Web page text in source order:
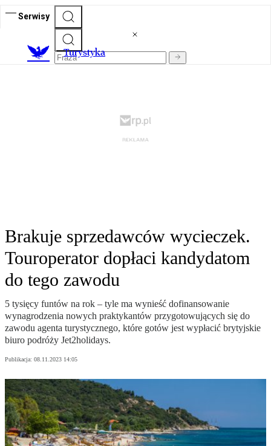
Serwisy
Turystyka
Brakuje sprzedawców wycieczek.
Touroperator dopłaci kandydatom
do tego zawodu
5 tysięcy funtów na rok – tyle ma wynieść dofinansowanie
wynagrodzenia nowych praktykantów przygotowujących się do
zawodu agenta turystycznego, które gotów jest wypłacić brytyjskie
biuro podróży Jet2holidays.
Publikacja: 08.11.2023 14:05